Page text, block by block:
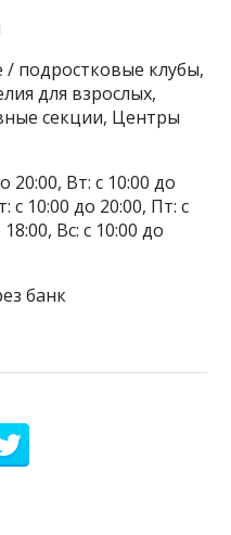
/ подростковые клубы,
для взрослых,
секции, Центры
20:00, Вт: с 10:00 до
с 10:00 до 20:00, Пт: с
Вс: с 10:00 до
банк